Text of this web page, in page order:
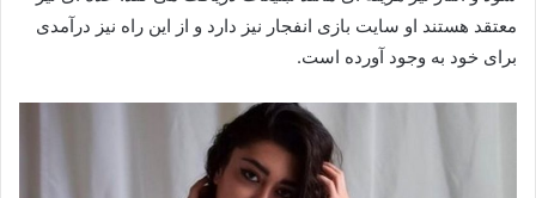
معتقد هستند او سایت بازی انفجار نیز دارد و از این راه نیز درآمدی
برای خود به وجود آورده است.